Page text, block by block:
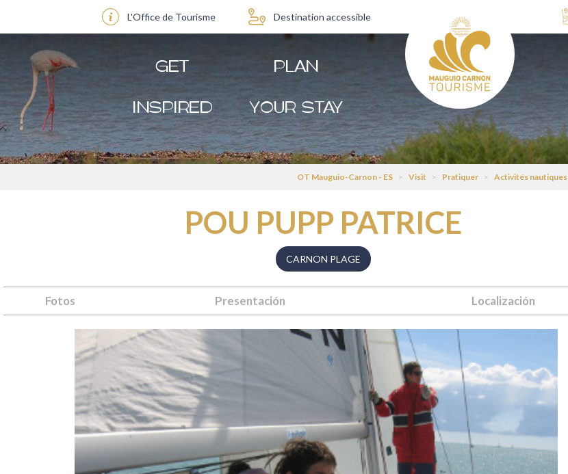
L'Office de Tourisme Destination accessible
GET
INSPIRED
PLAN
YOUR STAY
OT Mauguio-Carnon - ES > Visit > Pratiquer > Activités nautiques
POU PUPP PATRICE
CARNON PLAGE
Fotos Presentación Localización